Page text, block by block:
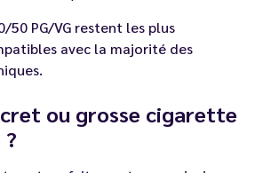
50 PG/VG restent les plus
avec la majorité des
ou grosse cigarette